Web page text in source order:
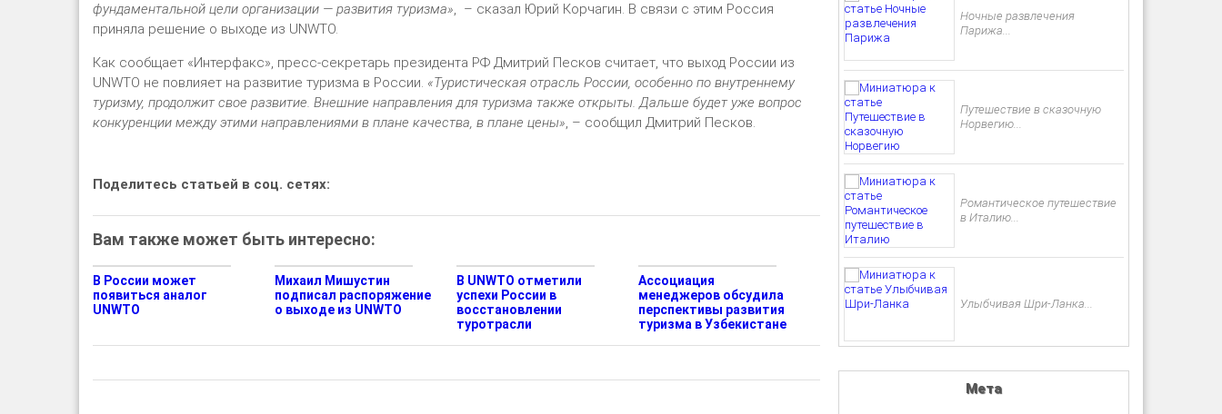
фундаментальной цели организации — развития туризма», – сказал Юрий Корчагин. В связи с этим Россия
приняла решение о выходе из UNWTO.
Как сообщает «Интерфакс», пресс-секретарь президента РФ Дмитрий Песков считает, что выход России из
UNWTO не повлияет на развитие туризма в России. «Туристическая отрасль России, особенно по внутреннему
туризму, продолжит свое развитие. Внешние направления для туризма также открыты. Дальше будет уже вопрос
конкуренции между этими направлениями в плане качества, в плане цены», – сообщил Дмитрий Песков.
Поделитесь статьей в соц. сетях:
Вам также может быть интересно:
В России может
появиться аналог
UNWTO
Михаил Мишустин
подписал распоряжение
о выходе из UNWTO
В UNWTO отметили
успехи России в
восстановлении
туротрасли
Ассоциация
менеджеров обсудила
перспективы развития
туризма в Узбекистане
Ночные развлечения
Парижа...
Путешествие в сказочную
Норвегию...
Романтическое путешествие
в Италию...
Улыбчивая Шри-Ланка...
Мета